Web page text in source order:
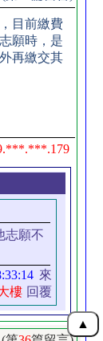
目前繳費
願時，是
再繳交其
志願不
來
樓 回覆